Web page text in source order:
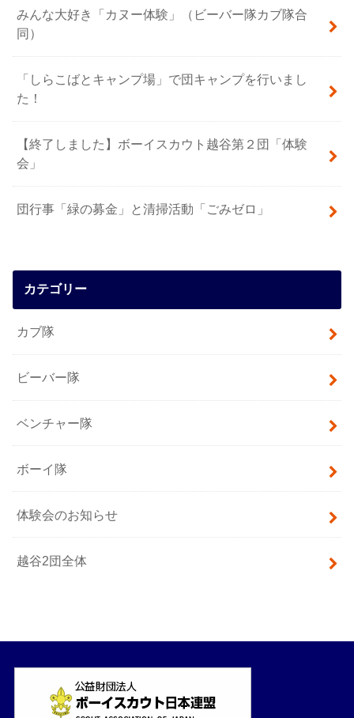
みんな大好き「カヌー体験」（ビーバー隊カブ隊合
同）
「しらこばとキャンプ場」で団キャンプを行いまし
た！
【終了しました】ボーイスカウト越谷第２団「体験
会」
団行事「緑の募金」と清掃活動「ごみゼロ」
カテゴリー
カブ隊
ビーバー隊
ベンチャー隊
ボーイ隊
体験会のお知らせ
越谷2団全体